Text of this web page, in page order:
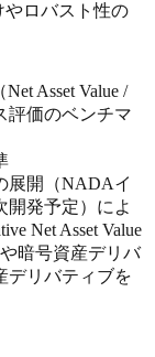
ロバスト性の
Asset Value /
評価のベンチマ
展開（NADAイ
開発予定）によ
Net Asset Value
暗号資産デリバ
デリバティブを